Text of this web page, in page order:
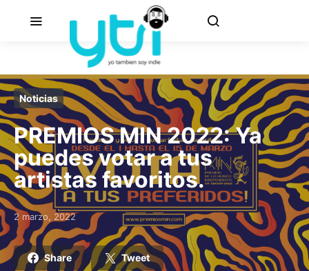
Noticias
PREMIOS MIN 2022: Ya
puedes votar a tus
artistas favoritos.
Posted on
2 marzo, 2022
Share Tweet